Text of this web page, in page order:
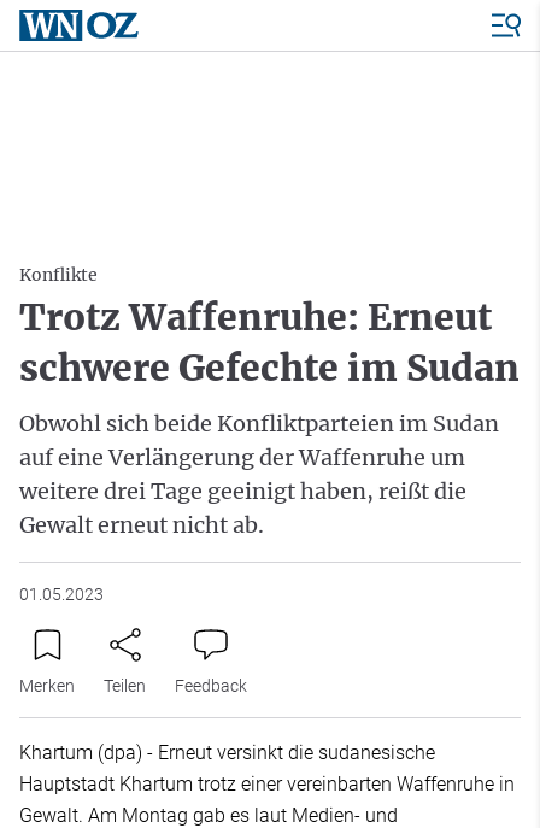
Konflikte
Trotz Waffenruhe: Erneut
schwere Gefechte im Sudan
Obwohl sich beide Konfliktparteien im Sudan
auf eine Verlängerung der Waffenruhe um
weitere drei Tage geeinigt haben, reißt die
Gewalt erneut nicht ab.
01.05.2023
Merken Teilen Feedback
Khartum (dpa) - Erneut versinkt die sudanesische
Hauptstadt Khartum trotz einer vereinbarten Waffenruhe in
Gewalt. Am Montag gab es laut Medien- und